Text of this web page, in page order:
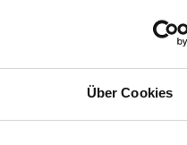
Über Cookies